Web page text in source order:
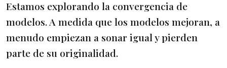
Estamos explorando la convergencia de
modelos. A medida que los modelos mejoran, a
menudo empiezan a sonar igual y pierden
parte de su originalidad.